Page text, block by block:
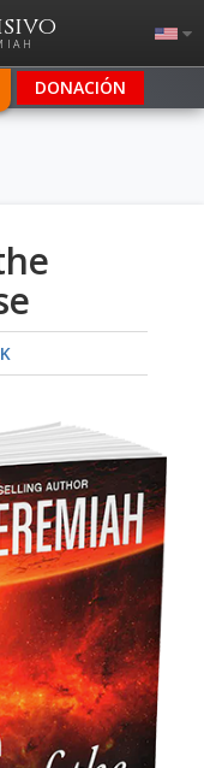
DONACIÓN